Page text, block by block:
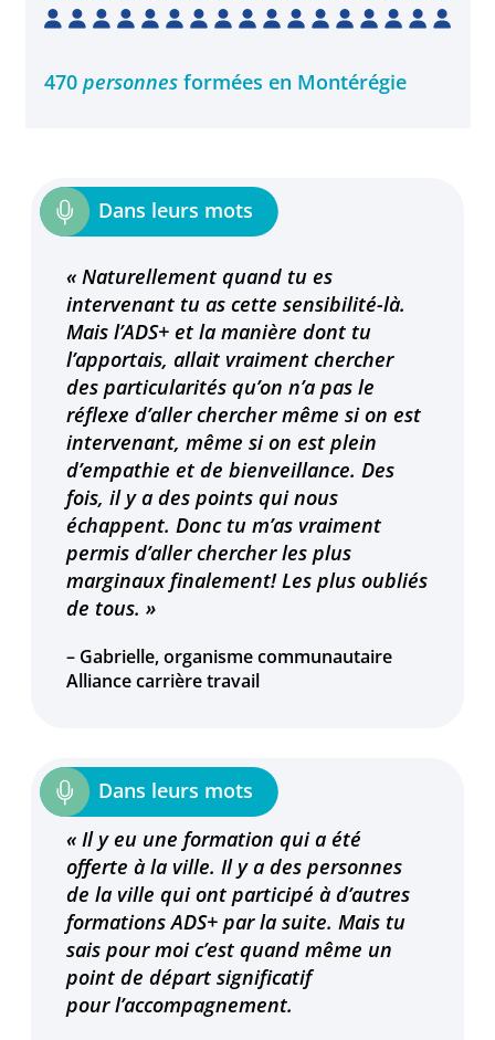
470personnes formées en Montérégie
« Naturellement quand tu es
intervenant tu as cette sensibilité-là.
Mais l’ADS+ et la manière dont tu
l’apportais, allait vraiment chercher
des particularités qu’on n’a pas le
réflexe d’aller chercher même si on est
intervenant, même si on est plein
d’empathie et de bienveillance. Des
fois, il y a des points qui nous
échappent. Donc tu m’as vraiment
permis d’aller chercher les plus
marginaux finalement! Les plus oubliés
de tous. »
– Gabrielle, organisme communautaire
Alliance carrière travail
« Il y eu une formation qui a été
offerte à la ville. Il y a des personnes
de la ville qui ont participé à d’autres
formations ADS+ par la suite. Mais tu
sais pour moi c’est quand même un
point de départ significatif
pour l’accompagnement.